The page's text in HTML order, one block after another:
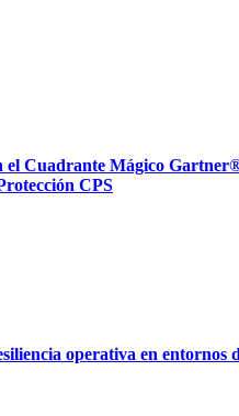
el Cuadrante Mágico
CPS
operativa en entornos